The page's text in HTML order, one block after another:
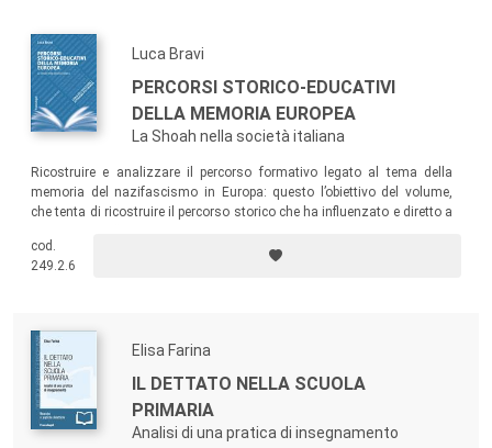
Luca Bravi
PERCORSI STORICO-EDUCATIVI
DELLA MEMORIA EUROPEA
La Shoah nella società italiana
Ricostruire e analizzare il percorso formativo legato al tema della
memoria del nazifascismo in Europa: questo l’obiettivo del volume,
che tenta di ricostruire il percorso storico che ha influenzato e diretto a
Shoah.
cod.
249.2.6
Elisa Farina
IL DETTATO NELLA SCUOLA
PRIMARIA
Analisi di una pratica di insegnamento